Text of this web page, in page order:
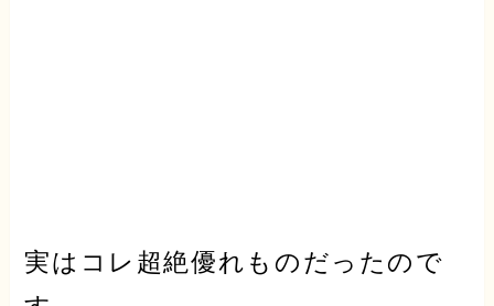
実はコレ 超絶優れもの だったので